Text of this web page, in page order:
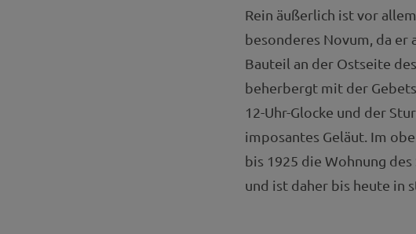
Rein äußerlich ist vor
besonderes Novum, da er
Bauteil an der Ostseite
beherbergt mit der
12-Uhr-Glocke und der
imposantes Geläut. Im
bis 1925 die Wohnung
und ist daher bis heute in